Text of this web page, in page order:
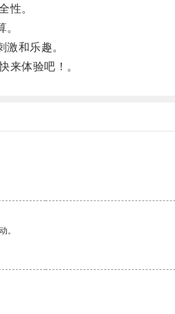
性。
和乐趣。
体验吧！。
。